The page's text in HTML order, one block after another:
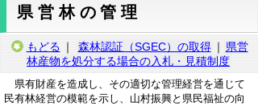
県営林の管理
もどる ｜ 森林認証（SGEC）の取得 ｜ 県営
林産物を処分する場合の入札・見積制度
県有財産を造成し、その適切な管理経営を通じて
民有林経営の模範を示し、山村振興と県民福祉の向